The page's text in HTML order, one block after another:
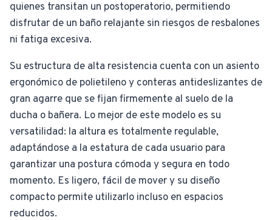
quienes transitan un postoperatorio, permitiendo
disfrutar de un baño relajante sin riesgos de resbalones
ni fatiga excesiva.
Su estructura de alta resistencia cuenta con un asiento
ergonómico de polietileno y conteras antideslizantes de
gran agarre que se fijan firmemente al suelo de la
ducha o bañera. Lo mejor de este modelo es su
versatilidad: la altura es totalmente regulable,
adaptándose a la estatura de cada usuario para
garantizar una postura cómoda y segura en todo
momento. Es ligero, fácil de mover y su diseño
compacto permite utilizarlo incluso en espacios
reducidos.